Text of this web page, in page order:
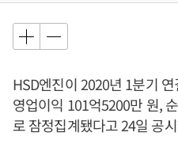
HSD엔진이 2020년 1분기
영업이익 101억5200만 원,
로 잠정집계됐다고 24일 공